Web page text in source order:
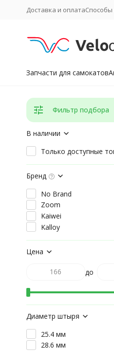
Доставка и оплата
Запчасти для самокатов
Фильтр подбора
В наличии
Только доступные
Бренд
No Brand
Zoom
Kaiwei
Kalloy
Цена
до
Диаметр штыря
25.4 мм
28.6 мм